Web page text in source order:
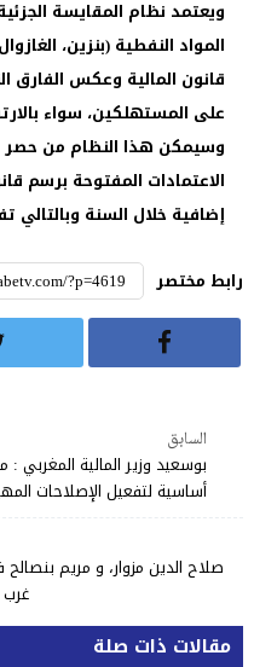
ويعتمد نظام المقايسة
قانون المالية وعكس الفارق
على المستهلكين، سواء
وسيمكن هذا النظام من
الاعتمادات المفتوحة برسم
إضافية خلال السنة وبالتالي
رابط مختصر
السابق
أساسية لتفعيل الإصلاحات
صلاح الدين مزوار، و مريم
غرب
مقالات ذات صلة